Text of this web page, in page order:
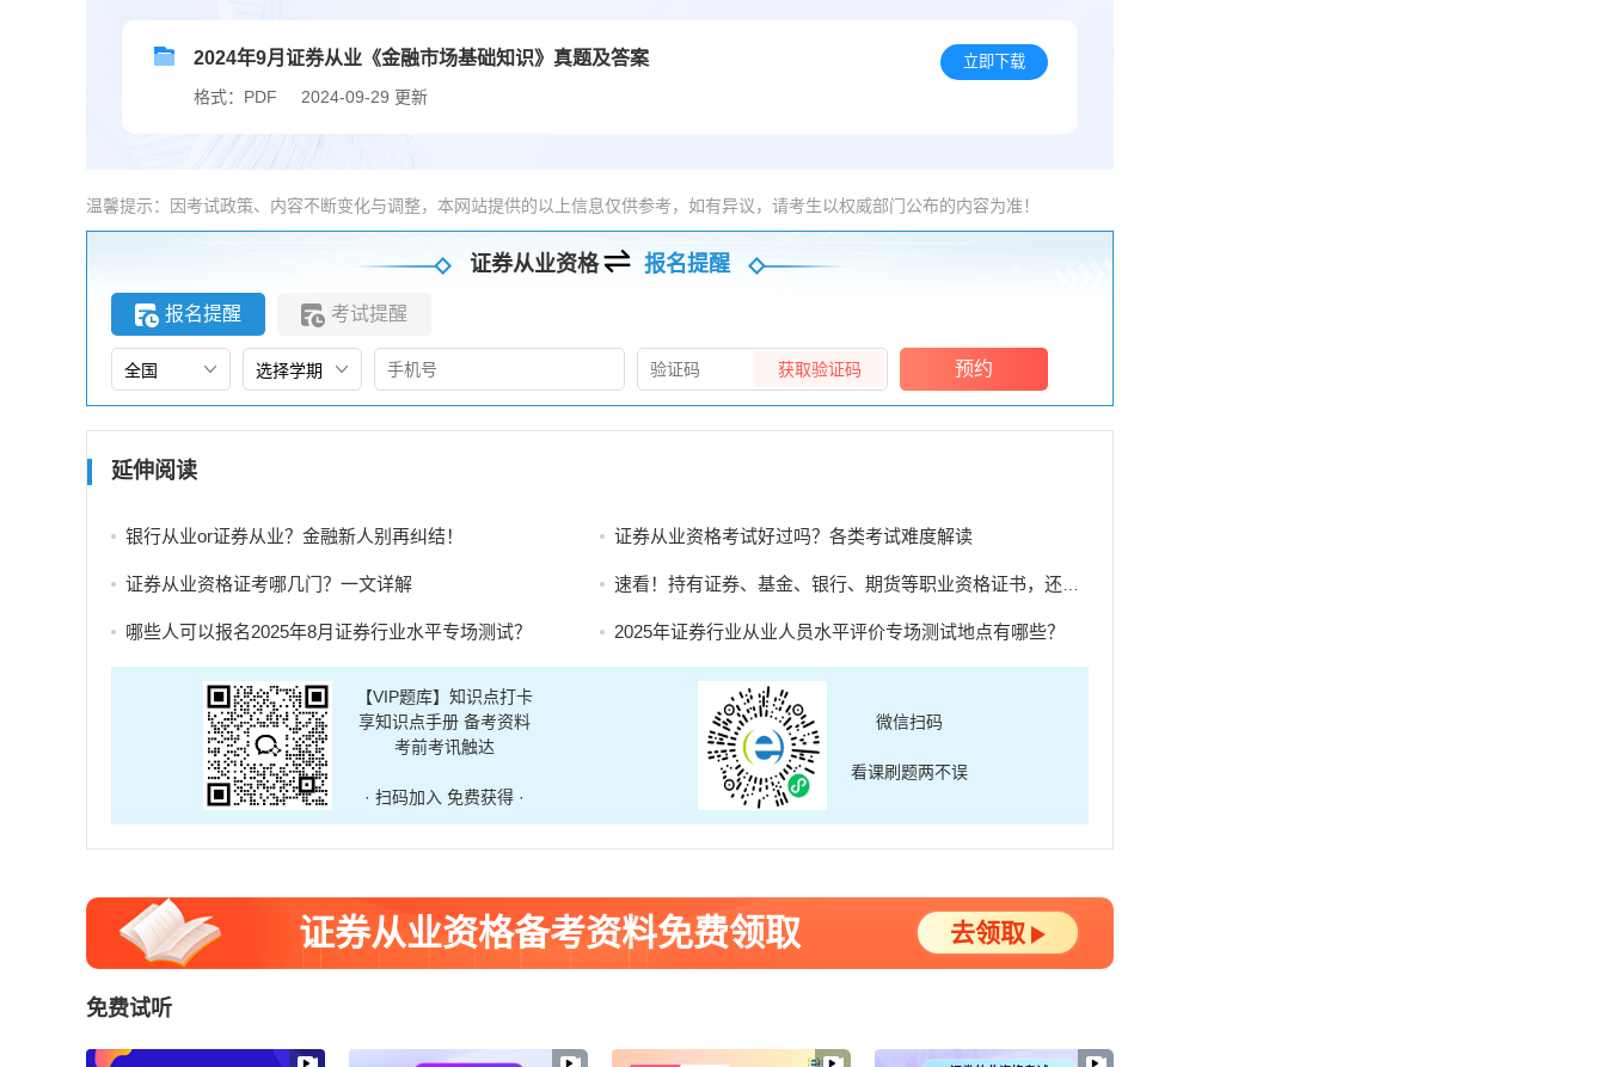
2024年9月证券从业《金融市场基础知识》真题及答案
格式：PDF 2024-09-29 更新
立即下载
温馨提示：因考试政策、内容不断变化与调整，本网站提供的以上信息仅供参考，如有异议，请考生以权威部门公布的内容为准！
证券从业资格 报名提醒
报名提醒 考试提醒
获取验证码 预约
延伸阅读
银行从业or证券从业？金融新人别再纠结！ 证券从业资格考试好过吗？各类考试难度解读
证券从业资格证考哪几门？一文详解 速看！持有证券、基金、银行、期货等职业资格证书，还有这些隐藏好处！
哪些人可以报名2025年8月证券行业水平专场测试？ 2025年证券行业从业人员水平评价专场测试地点有哪些？
【VIP题库】知识点打卡
享知识点手册 备考资料
考前考讯触达
· 扫码加入 免费获得 ·
微信扫码
看课刷题两不误
证券从业资格备考资料免费领取 去领取
免费试听